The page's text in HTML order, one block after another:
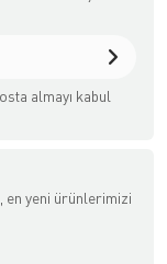
almayı kabul
en yeni ürünlerimizi